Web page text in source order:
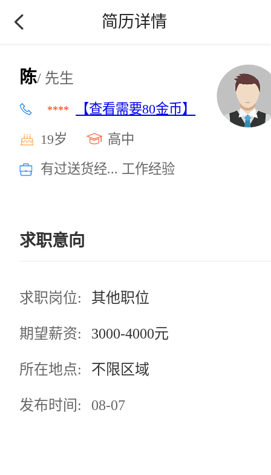
简历详情
陈/ 先生
****
【查看需要80金币】
19岁
高中
有过送货经... 工作经验
求职意向
求职岗位: 其他职位
期望薪资: 3000-4000元
所在地点: 不限区域
发布时间: 08-07